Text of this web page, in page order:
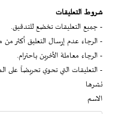
شروط التعليقات
- جميع التعليقات تخضع للتدقيق.
- الرجاء عدم إرسال التعليق أكثر من
- الرجاء معاملة الآخرين باحترام.
- التعليقات التي تحوي تحريضاً
نشرها
الاسم